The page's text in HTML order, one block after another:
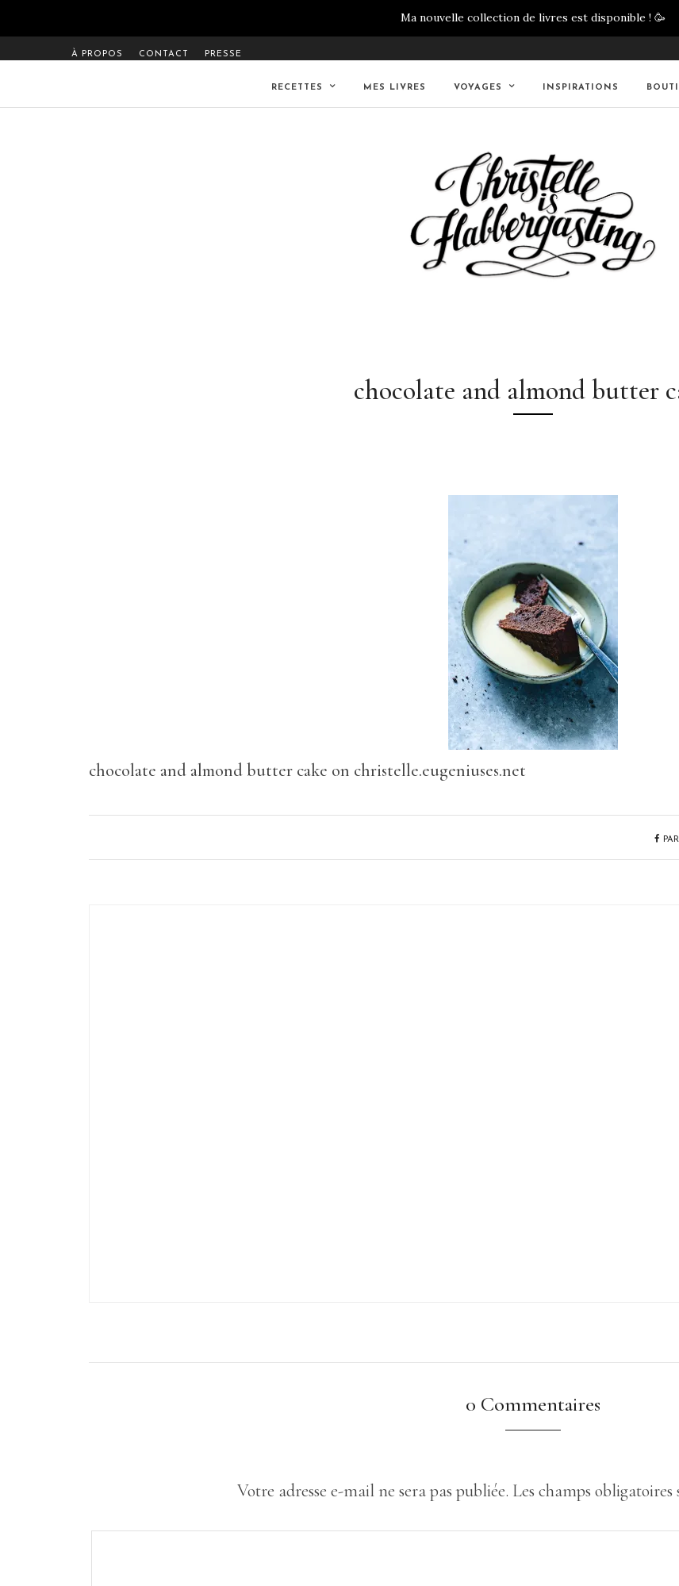
Ma nouvelle collection de livres est disponible ! 🥳
À PROPOS CONTACT PRESSE
RECETTES MES LIVRES VOYAGES INSPIRATIONS
chocolate and almond butter
chocolate and almond butter cake on christelle.eugeniuses.net
0 Commentaires
Votre adresse e-mail ne sera pas publiée. Les champs obligatoires